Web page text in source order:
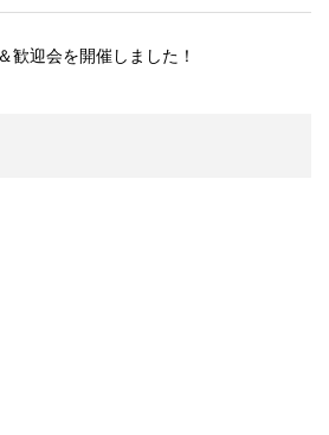
歓迎会を開催しました！